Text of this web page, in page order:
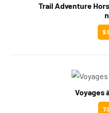
Trail Adventure
Voyages